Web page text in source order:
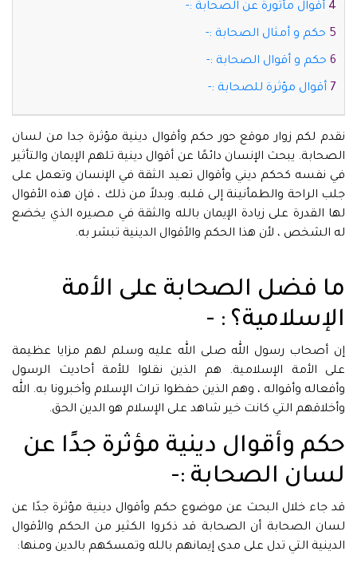
أقوال مأثورة عن الصحابة :-
حكم و أمثال الصحابة :-
حكم و أقوال الصحابة :-
أقوال مؤثرة للصحابة :-
نقدم لكم زوار موقع حور حكم وأقوال دينية مؤثرة جدا من لسان
الصحابة. يبحث الإنسان دائمًا عن أقوال دينية تلهم الإيمان والتأثير
في نفسه كحكم ديني وأقوال تعيد الثقة في الإنسان وتعمل على
جلب الراحة والطمأنينة إلى قلبه. وبدلاً من ذلك ، فإن هذه الأقوال
لها القدرة على زيادة الإيمان بالله والثقة في مصيره الذي يخضع
له الشخص ، لأن هذا الحكم والأقوال الدينية تبشر به.
ما فضل الصحابة على الأمة
الإسلامية؟ : -
إن أصحاب رسول الله صلى الله عليه وسلم لهم مزايا عظيمة
على الأمة الإسلامية. هم الذين نقلوا للأمة أحاديث الرسول
وأفعاله وأقواله ، وهم الذين حفظوا تراث الإسلام وأخبرونا به. الله
وأخلاقهم التي كانت خير شاهد على الإسلام هو الدين الحق.
حكم وأقوال دينية مؤثرة جدًا عن
لسان الصحابة :-
قد جاء خلال البحث عن موضوع حكم وأقوال دينية مؤثرة جدًا عن
لسان الصحابة أن الصحابة قد ذكروا الكثير من الحكم والأقوال
الدينية التي تدل على مدى إيمانهم بالله وتمسكهم بالدين ومنها: